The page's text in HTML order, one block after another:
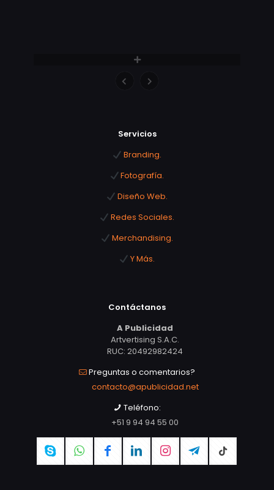
Servicios
Branding.
Fotografía.
Diseño Web.
Redes Sociales.
Merchandising.
Y Más.
Contáctanos
A Publicidad
Artvertising S.A.C.
RUC: 20492982424
Preguntas o comentarios?
contacto@apublicidad.net
Teléfono:
+51 9 94 94 55 00